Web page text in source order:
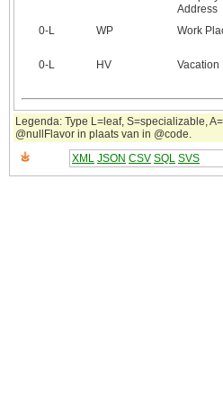
Address
0‑L WP Work
0‑L HV Vacation
Legenda: Type L=leaf, S=specializable,
@nullFlavor in plaats van in @code.
XML JSON CSV SQL SVS